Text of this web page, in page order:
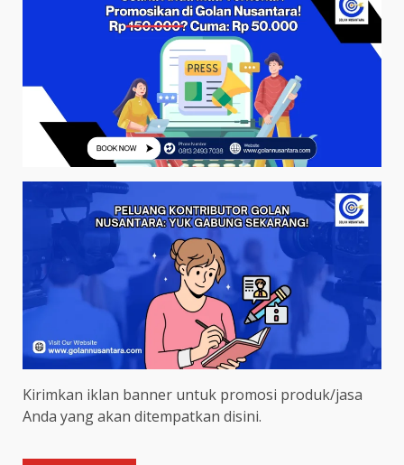
Kirimkan iklan banner untuk promosi produk/jasa
Anda yang akan ditempatkan disini.